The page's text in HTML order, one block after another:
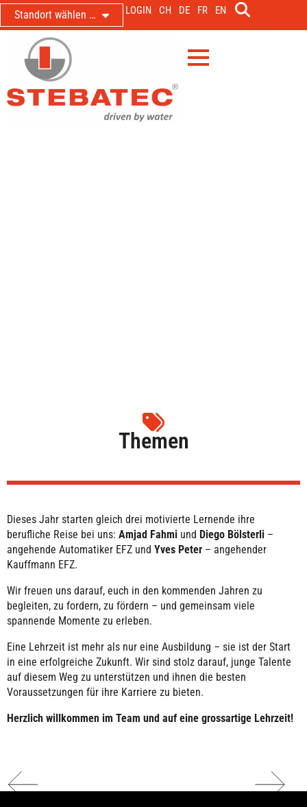
Standort wählen … LOGIN CH DE FR EN
Themen
Dieses Jahr starten gleich drei motivierte Lernende ihre
berufliche Reise bei uns: Amjad Fahmi und Diego Bölsterli –
angehende Automatiker EFZ und Yves Peter – angehender
Kauffmann EFZ.
Wir freuen uns darauf, euch in den kommenden Jahren zu
begleiten, zu fordern, zu fördern – und gemeinsam viele
spannende Momente zu erleben.
Eine Lehrzeit ist mehr als nur eine Ausbildung – sie ist der Start
in eine erfolgreiche Zukunft. Wir sind stolz darauf, junge Talente
auf diesem Weg zu unterstützen und ihnen die besten
Voraussetzungen für ihre Karriere zu bieten.
Herzlich willkommen im Team und auf eine grossartige Lehrzeit!